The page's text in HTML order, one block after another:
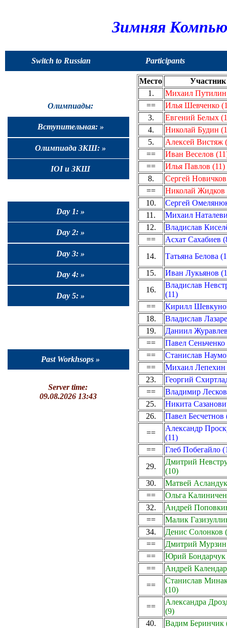
Зимняя
Switch to Russian Participants
Олимпиады:
Вступительная: »
Олимпиада ЗКШ: »
IOI и ЗКШ
Day 1: »
Day 2: »
Day 3: »
Day 4: »
Day 5: »
Past Workhsops »
Server time:
09.08.2026 13:43
Место
Участник
1.
Михаил Путилин
==
Илья Шевченко
3.
Евгений Белых
4.
Николай Будин
5.
Алексей Вистяж
==
Иван Веселов
==
Илья Павлов (11)
8.
Сергей
==
Николай Жидков
10.
Сергей
11.
Михаил
12.
Владислав
==
Асхат Cахабиев
14.
Татьяна Белова
15.
Иван Лукьянов
16.
Владислав
(11)
==
Кирилл
18.
Владислав
19.
Даниил
==
Павел Сеньченко
==
Станислав
==
Михаил Лепехин
23.
Георгий
==
Владимир
25.
Никита
26.
Павел Бесчетнов
==
Александр
(11)
==
Глеб Побегайло
29.
Дмитрий
(10)
30.
Матвей
==
Ольга
32.
Андрей
==
Малик
34.
Денис Солонков
==
Дмитрий Мурзин
==
Юрий Бондарчук
==
Андрей
==
Станислав
(10)
==
Александра
(9)
40.
Вадим Беринчик